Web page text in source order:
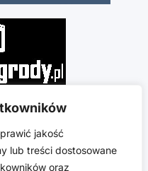
jakość
lub treści dostosowane
oraz